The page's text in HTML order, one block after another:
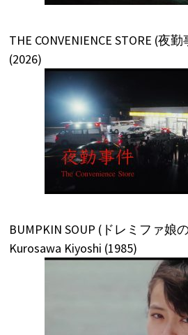
THE CONVENIENCE STORE (夜
(2026)
BUMPKIN SOUP (ドレミファ娘
Kurosawa Kiyoshi (1985)